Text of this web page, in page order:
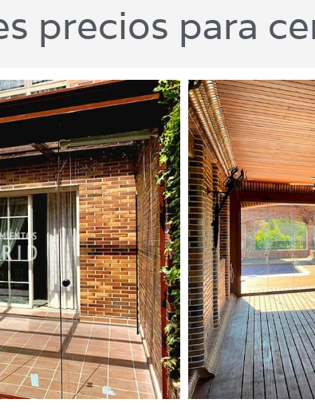
precios para